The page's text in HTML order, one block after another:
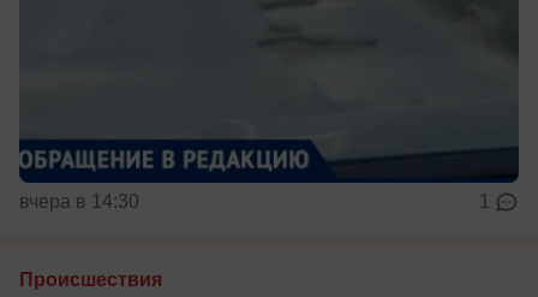
вчера в 14:30 1
Происшествия